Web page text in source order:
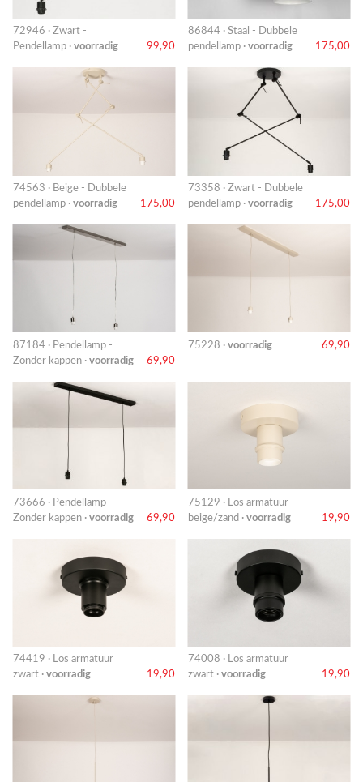
72946 · Zwart -
Pendellamp · voorradig 99,90
86844 · Staal - Dubbele
pendellamp · voorradig 175,00
74563 · Beige - Dubbele
pendellamp · voorradig 175,00
73358 · Zwart - Dubbele
pendellamp · voorradig 175,00
87184 · Pendellamp -
Zonder kappen · voorradig 69,90
75228 · voorradig 69,90
73666 · Pendellamp -
Zonder kappen · voorradig 69,90
75129 · Los armatuur
beige/zand · voorradig 19,90
74419 · Los armatuur
zwart · voorradig 19,90
74008 · Los armatuur
zwart · voorradig 19,90